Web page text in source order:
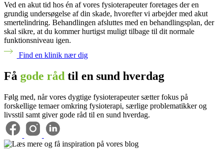
Ved en akut tid hos én af vores fysioterapeuter foretages der en
grundig undersøgelse af din skade, hvorefter vi arbejder med akut
smertelindring. Behandlingen afsluttes med en behandlingsplan, der
skal sikre, at du kommer hurtigst muligt tilbage til dit normale
funktionsniveau igen.
Find en klinik nær dig
Få gode råd til en sund hverdag
Følg med, når vores dygtige fysioterapeuter sætter fokus på
forskellige temaer omkring fysioterapi, særlige problematikker og
livsstil samt giver gode råd til en sund hverdag.